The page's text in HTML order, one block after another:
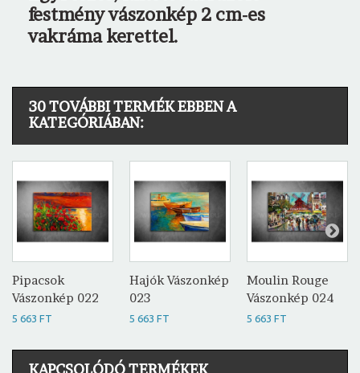
festmény vászonkép 2 cm-es
vakráma kerettel.
30 TOVÁBBI TERMÉK EBBEN A
KATEGÓRIÁBAN:
Pipacsok
Vászonkép 022
5 663 FT
Hajók Vászonkép
023
5 663 FT
Moulin Rouge
Vászonkép 024
5 663 FT
KAPCSOLÓDÓ TERMÉKEK